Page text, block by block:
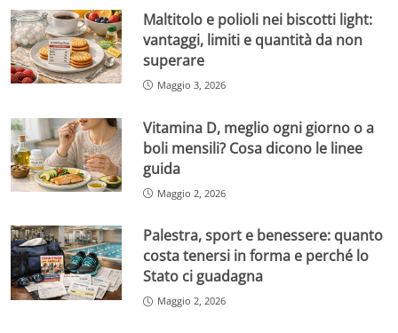
Maltitolo e polioli nei biscotti light:
vantaggi, limiti e quantità da non
superare
Maggio 3, 2026
Vitamina D, meglio ogni giorno o a
boli mensili? Cosa dicono le linee
guida
Maggio 2, 2026
Palestra, sport e benessere: quanto
costa tenersi in forma e perché lo
Stato ci guadagna
Maggio 2, 2026